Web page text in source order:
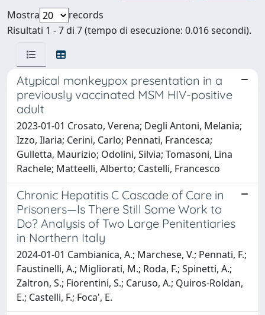
Mostra
records
Risultati 1 - 7 di 7 (tempo di esecuzione: 0.016 secondi).
Atypical monkeypox presentation in a
previously vaccinated MSM HIV-positive
adult
2023-01-01 Crosato, Verena; Degli Antoni, Melania;
Izzo, Ilaria; Cerini, Carlo; Pennati, Francesca;
Gulletta, Maurizio; Odolini, Silvia; Tomasoni, Lina
Rachele; Matteelli, Alberto; Castelli, Francesco
Chronic Hepatitis C Cascade of Care in
Prisoners—Is There Still Some Work to
Do? Analysis of Two Large Penitentiaries
in Northern Italy
2024-01-01 Cambianica, A.; Marchese, V.; Pennati, F.;
Faustinelli, A.; Migliorati, M.; Roda, F.; Spinetti, A.;
Zaltron, S.; Fiorentini, S.; Caruso, A.; Quiros-Roldan,
E.; Castelli, F.; Foca', E.